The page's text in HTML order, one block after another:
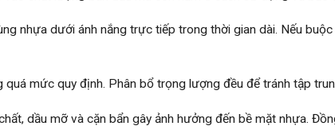
nhựa dưới ánh nắng trực tiếp trong thời gian dài. Nếu
mức quy định. Phân bổ trọng lượng đều để tránh tập
dầu mỡ và cặn bẩn gây ảnh hưởng đến bề mặt nhựa.